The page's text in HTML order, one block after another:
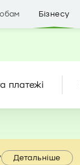
Бізнесу
платежі
Детальніше